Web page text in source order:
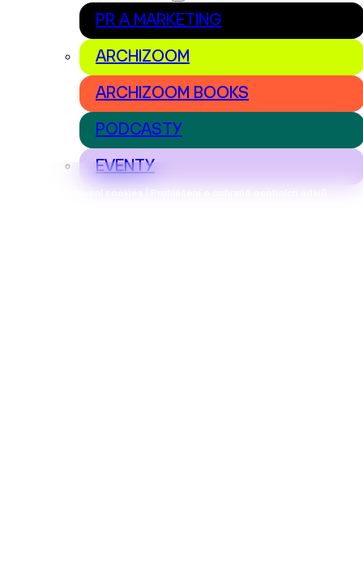
Nastavení cookies | Prohlášení o ochraně osobních údajů
PR A MARKETING
ARCHIZOOM
ARCHIZOOM BOOKS
PODCASTY
EVENTY